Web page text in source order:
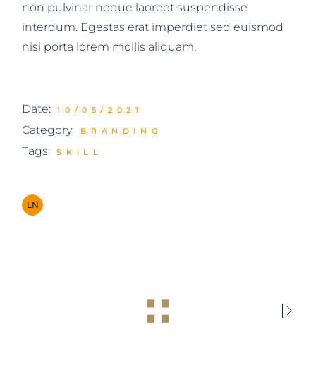
non pulvinar neque laoreet suspendisse
interdum. Egestas erat imperdiet sed euismod
nisi porta lorem mollis aliquam.
Date: 10/05/2021
Category: BRANDING
Tags: SKILL
LN